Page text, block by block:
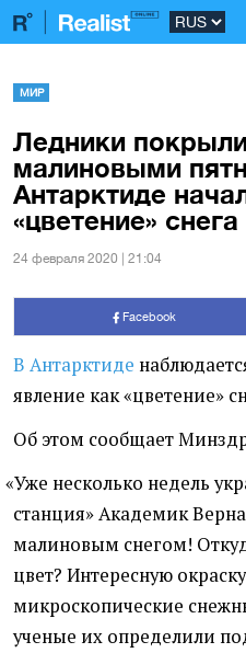
МИР
Ледники
малиновыми
Антарктиде
«цветение»
24 февраля 2020 | 21:04
Facebook
В Антарктиде
явление как«цветение»
Об этом сообщает
«Уже несколько недель
станция» Академик
малиновым снегом!
цвет? Интересную
микроскопические
ученые их определили